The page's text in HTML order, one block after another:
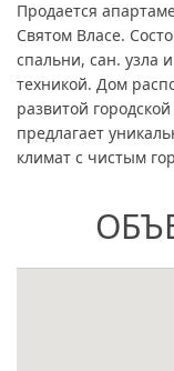
Продается
Святом Власе.
спальни, сан. узла
техникой. Дом
развитой
предлагает
климат с чистым